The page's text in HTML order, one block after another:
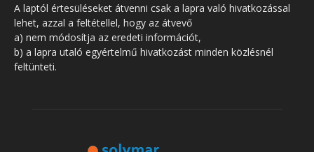
A laptól értesüléseket átvenni csak a lapra való hivatkozással
lehet, azzal a feltétellel, hogy az átvevő
a) nem módosítja az eredeti információt,
b) a lapra utaló egyértelmű hivatkozást minden közlésnél
feltünteti.